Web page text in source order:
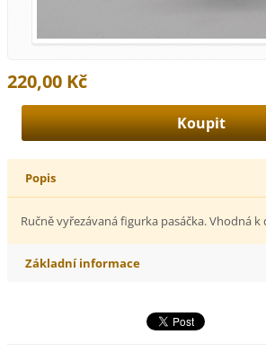
220,00 Kč
Popis
Ručně vyřezávaná figurka pasáčka. Vhodná
Základní informace